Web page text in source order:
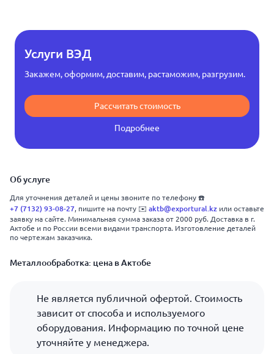
Услуги ВЭД
Закажем, оформим, доставим, растаможим, разгрузим.
Рассчитать стоимость
Подробнее
Об услуге
Для уточнения деталей и цены звоните по телефону ☎️
+7 (7132) 93-08-27, пишите на почту ✉️ aktb@exportural.kz или оставьте
заявку на сайте. Минимальная сумма заказа от 2000 руб. Доставка в г.
Актобе и по России всеми видами транспорта. Изготовление деталей
по чертежам заказчика.
Металлообработка: цена в Актобе
Не является публичной офертой. Стоимость
зависит от способа и используемого
оборудования. Информацию по точной цене
уточняйте у менеджера.